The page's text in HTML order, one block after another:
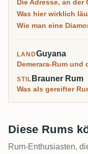
einem Etikett heißt
Die Adresse, an
Was hier wirklich
Wie man eine
LANDGuyana
Demerara-Rum und
STIL Brauner Rum
Was als gereifter
Diese Rums
Rum-Enthusiasten,